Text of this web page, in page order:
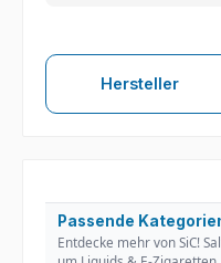
Hersteller
Passende
Entdecke mehr von SiC!